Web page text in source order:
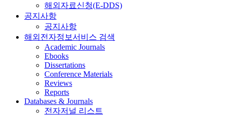
해외자료신청(E-DDS)
공지사항
공지사항
해외전자정보서비스 검색
Academic Journals
Ebooks
Dissertations
Conference Materials
Reviews
Reports
Databases & Journals
전자저널 리스트